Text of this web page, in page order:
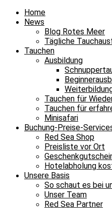
Home
News
Blog Rotes Meer
Tägliche
Tauchen
Ausbildung
Tauchen für
Tauchen für
Minisafari
Buchung-Preise-
Red Sea Shop
Preisliste vor Ort
Hotelabholung
Unsere Basis
So schaut es bei
Unser Team
Red Sea Partner